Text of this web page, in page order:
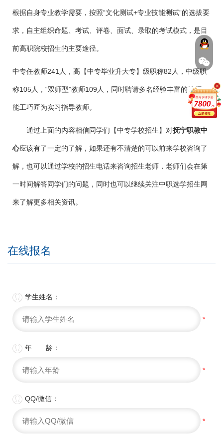
根据自身专业教学需要，按照“文化测试+专业技能测试”的选拔要
求，自主组织命题、考试、评卷、面试、录取的考试模式，是目
前高职院校招生的主要途径。
中专任教师241人，高【中专毕业升大专】级职称82人，中级职
称105人，“双师型”教师109人，同时聘请多名经验丰富的技师、
能工巧匠为实习指导教师。
通过上面的内容相信同学们【中专学校招生】对抚宁职教中
心应该有了一定的了解，如果还有不清楚的可以前来学校咨询了
解，也可以通过学校的招生电话来咨询招生老师，老师们会在第
一时间解答同学们的问题，同时也可以继续关注中职选学招生网
来了解更多相关资讯。
在线报名
 学生姓名：
*
 年 龄：
*
 QQ/微信：
*